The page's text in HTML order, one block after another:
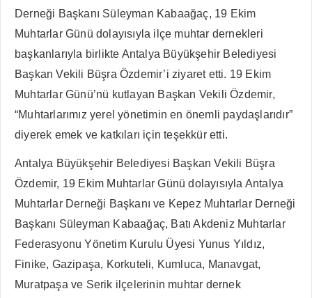
Derneği Başkanı Süleyman Kabaağaç, 19 Ekim
Muhtarlar Günü dolayısıyla ilçe muhtar dernekleri
başkanlarıyla birlikte Antalya Büyükşehir Belediyesi
Başkan Vekili Büşra Özdemir’i ziyaret etti. 19 Ekim
Muhtarlar Günü’nü kutlayan Başkan Vekili Özdemir,
“Muhtarlarımız yerel yönetimin en önemli paydaşlarıdır”
diyerek emek ve katkıları için teşekkür etti.
Antalya Büyükşehir Belediyesi Başkan Vekili Büşra
Özdemir, 19 Ekim Muhtarlar Günü dolayısıyla Antalya
Muhtarlar Derneği Başkanı ve Kepez Muhtarlar Derneği
Başkanı Süleyman Kabaağaç, Batı Akdeniz Muhtarlar
Federasyonu Yönetim Kurulu Üyesi Yunus Yıldız,
Finike, Gazipaşa, Korkuteli, Kumluca, Manavgat,
Muratpaşa ve Serik ilçelerinin muhtar dernek